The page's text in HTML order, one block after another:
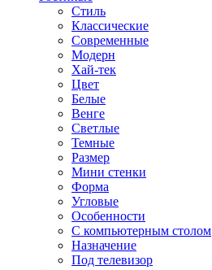
Стиль
Классические
Современные
Модерн
Хай-тек
Цвет
Белые
Венге
Светлые
Темные
Размер
Мини стенки
Форма
Угловые
Особенности
С компьютерным столом
Назначение
Под телевизор